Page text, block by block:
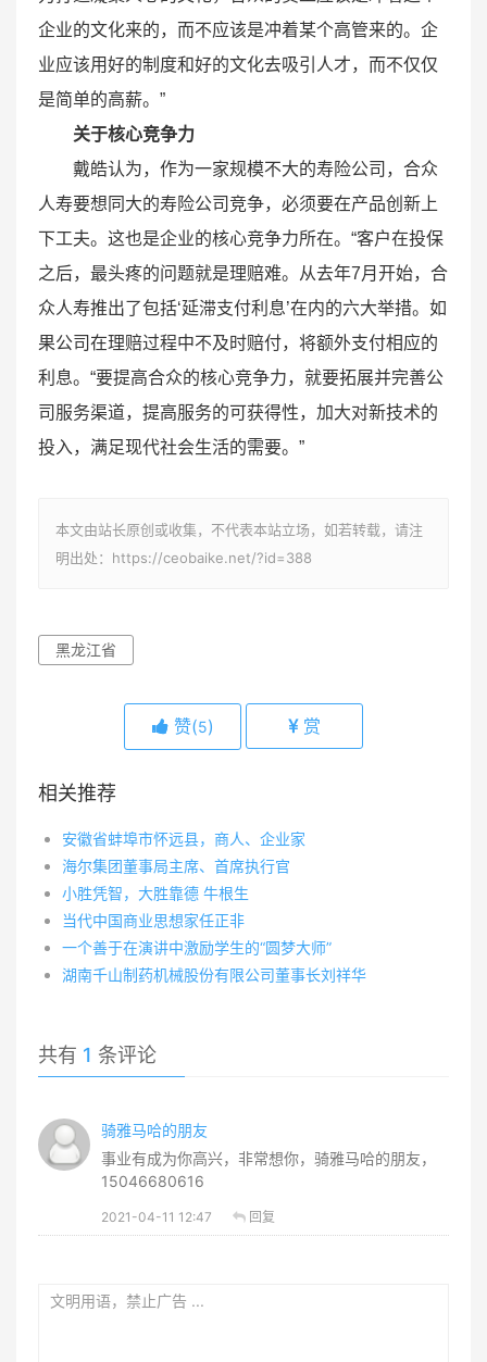
企业的文化来的，而不应该是冲着某个高管来的。企
业应该用好的制度和好的文化去吸引人才，而不仅仅
是简单的高薪。”
关于核心竞争力
戴皓认为，作为一家规模不大的寿险公司，合众
人寿要想同大的寿险公司竞争，必须要在产品创新上
下工夫。这也是企业的核心竞争力所在。“客户在投保
之后，最头疼的问题就是理赔难。从去年7月开始，合
众人寿推出了包括‘延滞支付利息’在内的六大举措。如
果公司在理赔过程中不及时赔付，将额外支付相应的
利息。“要提高合众的核心竞争力，就要拓展并完善公
司服务渠道，提高服务的可获得性，加大对新技术的
投入，满足现代社会生活的需要。”
本文由站长原创或收集，不代表本站立场，如若转载，请注
明出处：https://ceobaike.net/?id=388
黑龙江省
赞(5) 赏
相关推荐
安徽省蚌埠市怀远县，商人、企业家
海尔集团董事局主席、首席执行官
小胜凭智，大胜靠德 牛根生
当代中国商业思想家任正非
一个善于在演讲中激励学生的“圆梦大师”
湖南千山制药机械股份有限公司董事长刘祥华
共有 1 条评论
骑雅马哈的朋友
事业有成为你高兴，非常想你，骑雅马哈的朋友，
15046680616
2021-04-11 12:47 回复